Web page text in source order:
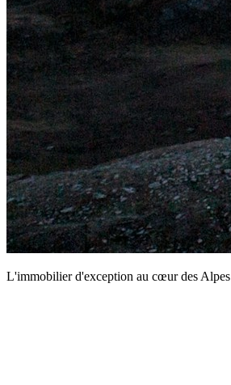
L'immobilier d'exception au cœur des Alpes